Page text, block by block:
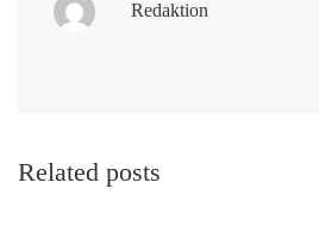
Redaktion
Related posts